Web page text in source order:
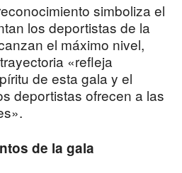
simboliza el
los deportistas de la
el máximo nivel,
«refleja
de esta gala y el
deportistas ofrecen a las
de la gala